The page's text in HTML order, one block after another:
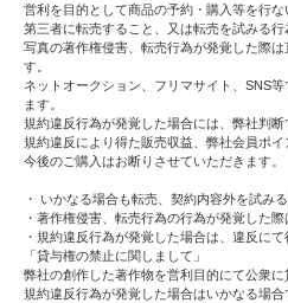
営利を目的として商品の予約・購入等を行な
第三者に転売すること、又は転売を試みる行
写真の著作権侵害、転売行為が発覚した際
す。
ネットオークション、フリマサイト、SNS
ます。
規約違反行為が発覚した場合には、弊社判断
規約違反により得た販売収益、弊社会員ポイ
今後のご購入はお断りさせていただきます。
・ いかなる場合も転売、契約内容外を試み
・著作権侵害、転売行為の行為が発覚した
・規約違反行為が発覚した場合は、違反に
「貸与権の禁止に関しまして」
弊社の創作した著作物を営利目的にて公衆に
規約違反行為が発覚した場合はいかなる場